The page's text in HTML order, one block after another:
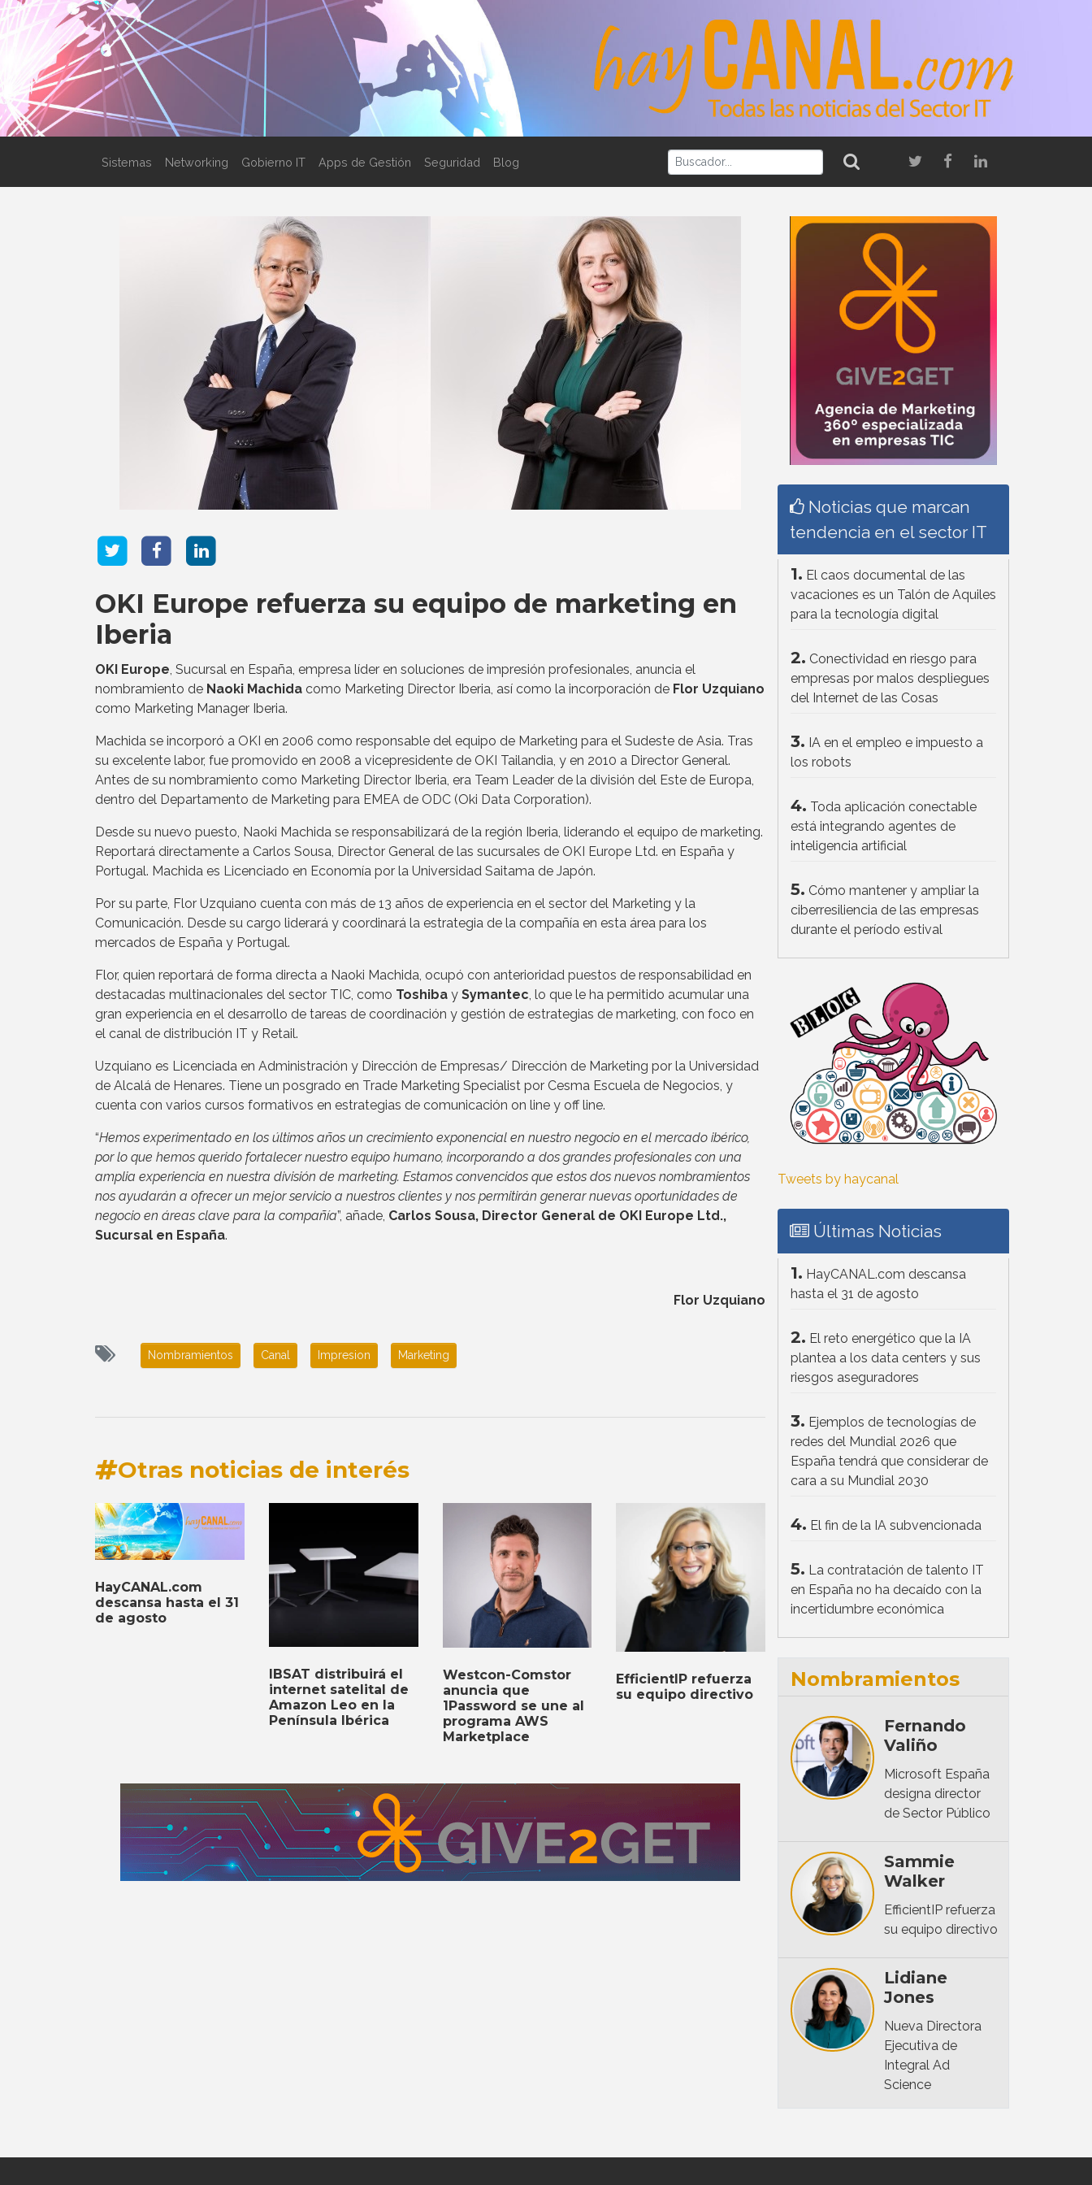
Sistemas Networking Gobierno IT Apps de Gestión Seguridad Blog
OKI Europe refuerza su equipo de marketing en
Iberia
OKI Europe , Sucursal en España, empresa líder en soluciones de impresión profesionales, anuncia el
nombramiento de Naoki Machida como Marketing Director Iberia, así como la incorporación de Flor Uzquiano
como Marketing Manager Iberia.
Machida se incorporó a OKI en 2006 como responsable del equipo de Marketing para el Sudeste de Asia. Tras
su excelente labor, fue promovido en 2008 a vicepresidente de OKI Tailandia, y en 2010 a Director General.
Antes de su nombramiento como Marketing Director Iberia, era Team Leader de la división del Este de Europa,
dentro del Departamento de Marketing para EMEA de ODC (Oki Data Corporation).
Desde su nuevo puesto, Naoki Machida se responsabilizará de la región Iberia, liderando el equipo de marketing.
Reportará directamente a Carlos Sousa, Director General de las sucursales de OKI Europe Ltd. en España y
Portugal. Machida es Licenciado en Economía por la Universidad Saitama de Japón.
Por su parte, Flor Uzquiano cuenta con más de 13 años de experiencia en el sector del Marketing y la
Comunicación. Desde su cargo liderará y coordinará la estrategia de la compañía en esta área para los
mercados de España y Portugal.
Flor, quien reportará de forma directa a Naoki Machida, ocupó con anterioridad puestos de responsabilidad en
destacadas multinacionales del sector TIC, como Toshiba y Symantec , lo que le ha permitido acumular una
gran experiencia en el desarrollo de tareas de coordinación y gestión de estrategias de marketing, con foco en
el canal de distribución IT y Retail.
Uzquiano es Licenciada en Administración y Dirección de Empresas/ Dirección de Marketing por la Universidad
de Alcalá de Henares. Tiene un posgrado en Trade Marketing Specialist por Cesma Escuela de Negocios, y
cuenta con varios cursos formativos en estrategias de comunicación on line y off line.
“Hemos experimentado en los últimos años un crecimiento exponencial en nuestro negocio en el mercado ibérico,
por lo que hemos querido fortalecer nuestro equipo humano, incorporando a dos grandes profesionales con una
amplia experiencia en nuestra división de marketing. Estamos convencidos que estos dos nuevos nombramientos
nos ayudarán a ofrecer un mejor servicio a nuestros clientes y nos permitirán generar nuevas oportunidades de
negocio en áreas clave para la compañía”, añade, Carlos Sousa, Director General de OKI Europe Ltd.,
Sucursal en España.
Flor Uzquiano
Nombramientos Canal Impresion Marketing
Otras noticias de interés
HayCANAL.com
descansa hasta el 31
de agosto
IBSAT distribuirá el
internet satelital de
Amazon Leo en la
Península Ibérica
Westcon-Comstor
anuncia que
1Password se une al
programa AWS
Marketplace
EfficientIP refuerza
su equipo directivo
Noticias que marcan
tendencia en el sector IT
1. El caos documental de las
vacaciones es un Talón de Aquiles
para la tecnología digital
2. Conectividad en riesgo para
empresas por malos despliegues
del Internet de las Cosas
3. IA en el empleo e impuesto a
los robots
4. Toda aplicación conectable
está integrando agentes de
inteligencia artificial
5. Cómo mantener y ampliar la
ciberresiliencia de las empresas
durante el período estival
Tweets by haycanal
Últimas Noticias
1. HayCANAL.com descansa
hasta el 31 de agosto
2. El reto energético que la IA
plantea a los data centers y sus
riesgos aseguradores
3. Ejemplos de tecnologías de
redes del Mundial 2026 que
España tendrá que considerar de
cara a su Mundial 2030
4. El fin de la IA subvencionada
5. La contratación de talento IT
en España no ha decaído con la
incertidumbre económica
Nombramientos
Fernando
Valiño
Microsoft España
designa director
de Sector Público
Sammie
Walker
EfficientIP refuerza
su equipo directivo
Lidiane
Jones
Nueva Directora
Ejecutiva de
Integral Ad
Science